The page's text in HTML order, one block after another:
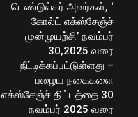
டெண்டுல்கர் அவர்கள், ‘
கோல்ட் எக்ஸ்சேஞ்ச்
முன்முயற்சி’ நவம்பர்
30,2025 வரை
நீட்டிக்கப்பட்டுள்ளது –
பழைய நகைகளை
எக்ஸ்சேஞ்ச் திட்டத்தை 30
நவம்பர் 2025 வரை